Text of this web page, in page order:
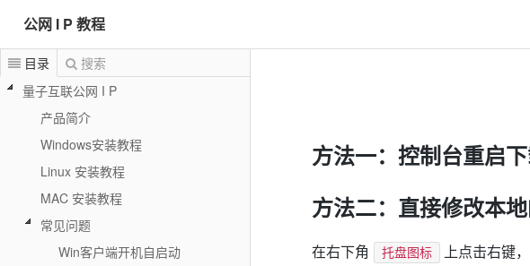
公网 I P 教程
目录
搜索
量子互联公网 I P
产品简介
Windows安装教程
Linux 安装教程
MAC 安装教程
常见问题
Win客户端开机自启动
方法一：控制台重启
方法二：直接修改本
在右下角 托盘图标 上点击右键